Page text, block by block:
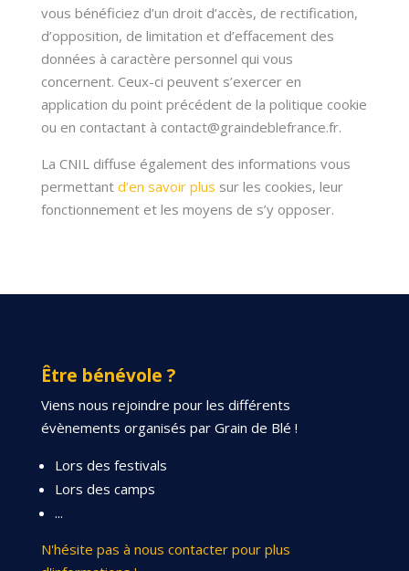
vous bénéficiez d’un droit d’accès, de rectification,
d’opposition, de limitation et d’effacement des
données à caractère personnel qui vous
concernent. Ceux-ci peuvent s’exercer en
application du point précédent de la politique cookie
ou en contactant à contact@graindeblefrance.fr.
La CNIL diffuse également des informations vous
permettant d’en savoir plus sur les cookies, leur
fonctionnement et les moyens de s’y opposer.
Être bénévole ?
Viens nous rejoindre pour les différents
évènements organisés par Grain de Blé !
Lors des festivals
Lors des camps
...
N'hésite pas à nous contacter pour plus